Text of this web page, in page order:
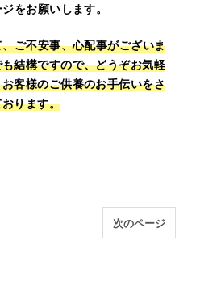
をお願いします。
ご不安事、心配事がございま
結構ですので、どうぞお気軽
客様のご供養のお手伝いをさ
ります。
次のページ